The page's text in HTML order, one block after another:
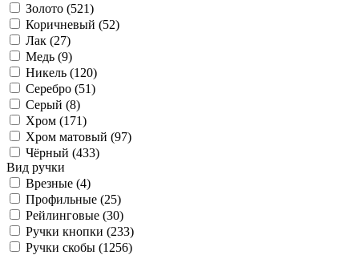
Золото (521)
Коричневый (52)
Лак (27)
Медь (9)
Никель (120)
Серебро (51)
Серый (8)
Хром (171)
Хром матовый (97)
Чёрный (433)
Вид ручки
Врезные (4)
Профильные (25)
Рейлинговые (30)
Ручки кнопки (233)
Ручки скобы (1256)